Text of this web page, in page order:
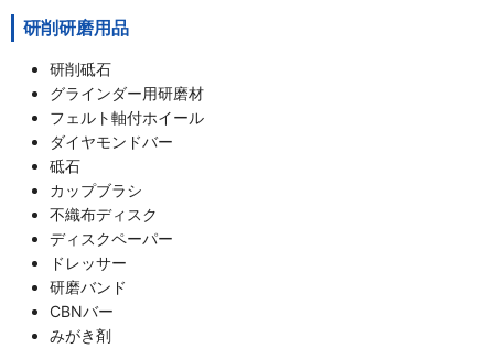
研削研磨用品
研削砥石
グラインダー用研磨材
フェルト軸付ホイール
ダイヤモンドバー
砥石
カップブラシ
不織布ディスク
ディスクペーパー
ドレッサー
研磨バンド
CBNバー
みがき剤